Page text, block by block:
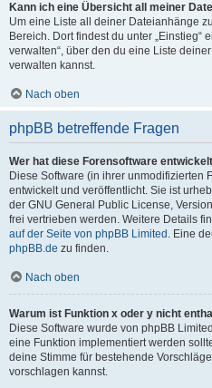
Kann ich eine Übersicht all meiner
Um eine Liste all deiner Dateianhänge
Bereich. Dort findest du unter „Einstieg“
verwalten“, über den du eine Liste
verwalten kannst.
Nach oben
phpBB betreffende Fragen
Wer hat diese Forensoftware
Diese Software (in ihrer unmodifizierten
entwickelt und veröffentlicht. Sie ist
der GNU General Public License,
frei vertrieben werden. Weitere Details
auf der Seite von phpBB Limited . Eine
phpBB.de zu finden.
Nach oben
Warum ist Funktion x oder y nicht
Diese Software wurde von phpBB
eine Funktion implementiert werden
deine Stimme für bestehende
vorschlagen kannst.